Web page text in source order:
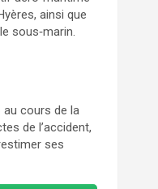
ainsi que
sous‑marin.
au cours de la
de l’accident,
ses